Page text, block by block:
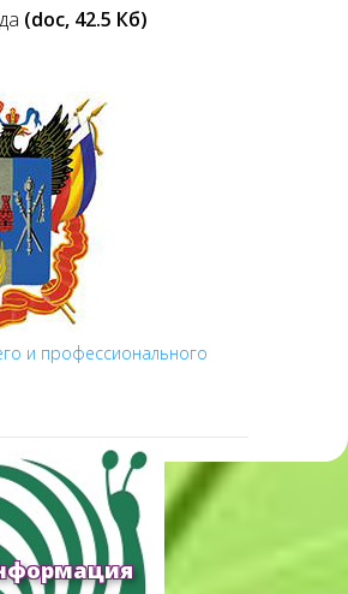
(doc, 42.5 Кб)
и профессионального